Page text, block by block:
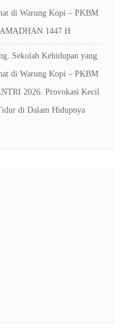
di Warung Kopi – PKBM
1447 H
Sekolah Kehidupan yang
di Warung Kopi – PKBM
2026. Provokasi Kecil
di Dalam Hidupnya